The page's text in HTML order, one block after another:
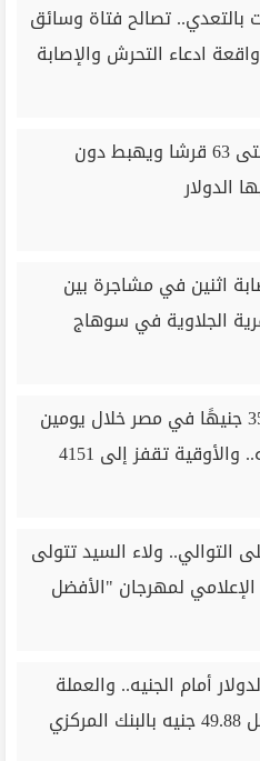
بالتعدي.. تصالح فتاة وسائق
ادعاء التحرش والإصابة
الدولار يفقد حتى 63 قرشا ويهبط دون
اثنين في مشاجرة بين
الجلاوية في سوهاج
الذهب يرتفع 35 جنيهًا في مصر خلال يومين
رغم قوة الجنيه.. والأوقية تقفز إلى 4151
التوالي.. ولاء السيد تتولى
لمهرجان "الأفضل
أمام الجنيه.. والعملة